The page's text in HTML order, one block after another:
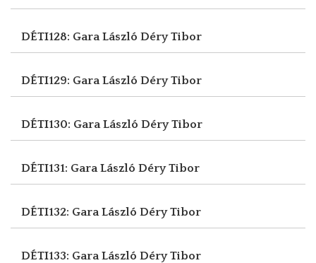
DÉTI128: Gara László Déry Tibor
DÉTI129: Gara László Déry Tibor
DÉTI130: Gara László Déry Tibor
DÉTI131: Gara László Déry Tibor
DÉTI132: Gara László Déry Tibor
DÉTI133: Gara László Déry Tibor